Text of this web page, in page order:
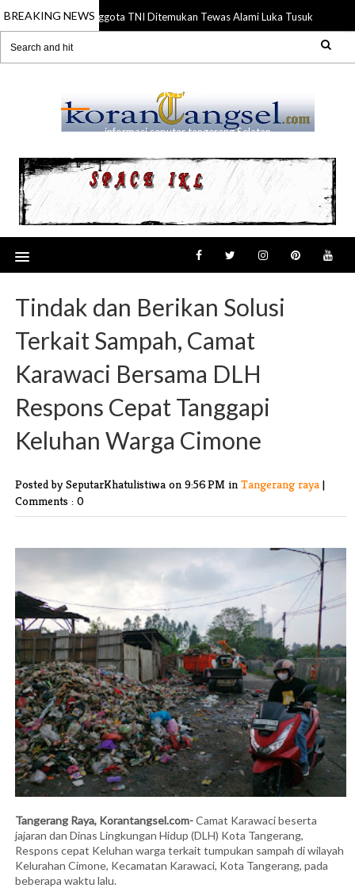
BREAKING NEWS
21 Jul 2026 Anggota TNI Ditemukan Tewas Alami Luka Tusuk di Gading
RANSEL
informasi seputar tangerang Selatan
Tindak dan Berikan Solusi
Terkait Sampah, Camat
Karawaci Bersama DLH
Respons Cepat Tanggapi
Keluhan Warga Cimone
Posted by SeputarKhatulistiwa on 9:56 PM in Tangerang raya |
Comments : 0
Tangerang Raya, Korantangsel.com-Camat Karawaci beserta
jajaran dan Dinas Lingkungan Hidup (DLH) Kota Tangerang,
Respons cepat Keluhan warga terkait tumpukan sampah di wilayah
Kelurahan Cimone, Kecamatan Karawaci, Kota Tangerang, pada
beberapa waktu lalu.